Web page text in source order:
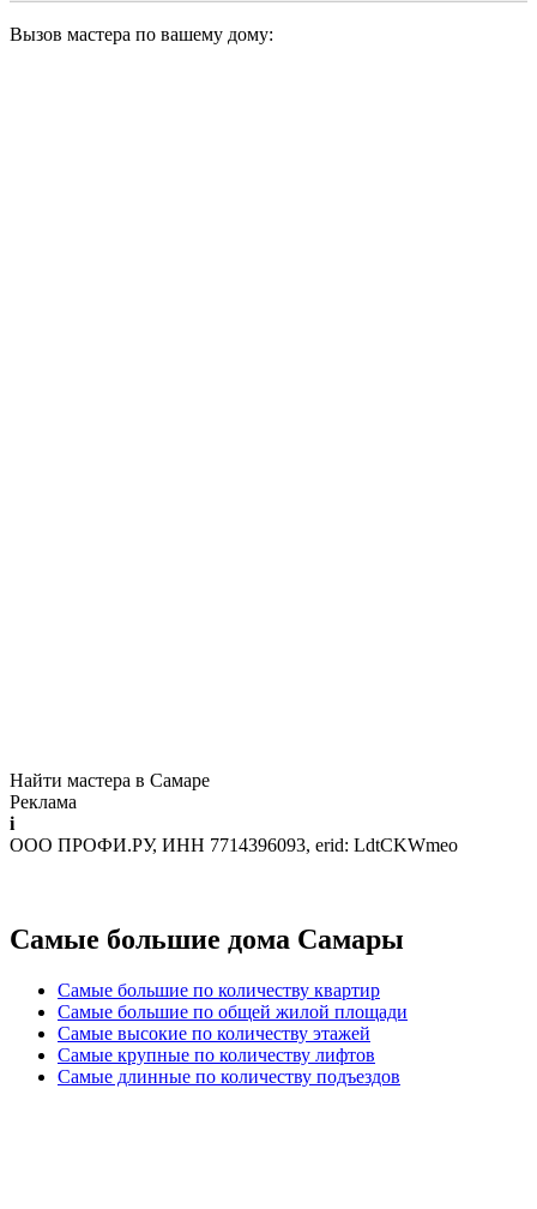
Вызов мастера по вашему дому:
Найти мастера в Самаре
Реклама
i
ООО ПРОФИ.РУ, ИНН 7714396093, erid: LdtCKWmeo
Самые большие дома Самары
Самые большие по количеству квартир
Самые большие по общей жилой площади
Самые высокие по количеству этажей
Самые крупные по количеству лифтов
Самые длинные по количеству подъездов